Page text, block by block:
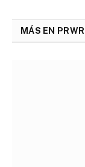
MÁS EN